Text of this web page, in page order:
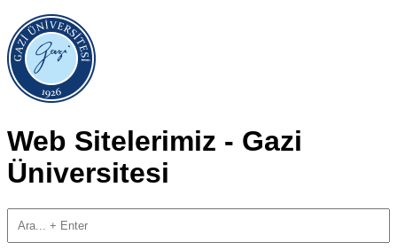
Web Sitelerimiz - Gazi
Üniversitesi